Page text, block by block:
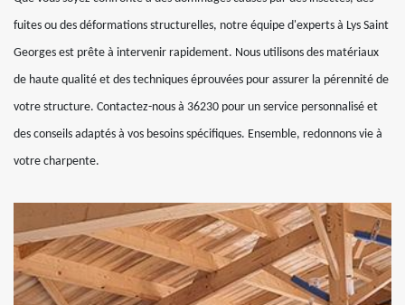
fuites ou des déformations structurelles, notre équipe d'experts à Lys Saint
Georges est prête à intervenir rapidement. Nous utilisons des matériaux
de haute qualité et des techniques éprouvées pour assurer la pérennité de
votre structure. Contactez-nous à 36230 pour un service personnalisé et
des conseils adaptés à vos besoins spécifiques. Ensemble, redonnons vie à
votre charpente.